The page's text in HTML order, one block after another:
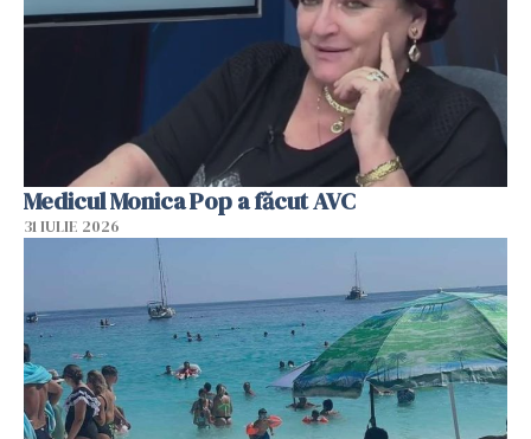
Medicul Monica Pop a făcut AVC
31 IULIE 2026